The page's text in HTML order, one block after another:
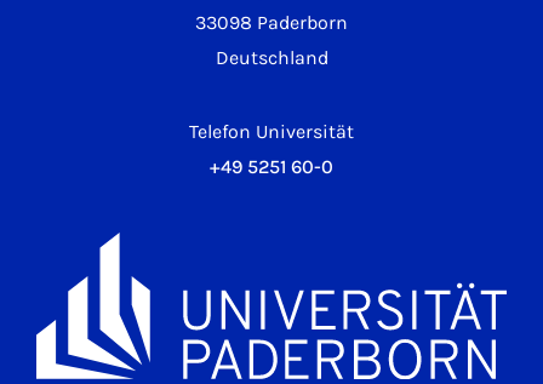
33098 Paderborn
Deutschland
Telefon Universität
+49 5251 60-0